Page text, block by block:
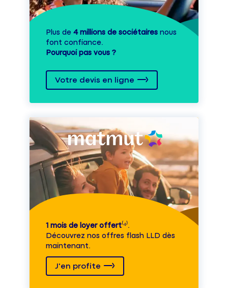
Plus de 4 millions de sociétaires nous
font confiance.
Pourquoi pas vous ?
Votre devis en ligne
1 mois de loyer offert⁽⁴⁾.
Découvrez nos offres flash LLD dès
maintenant.
J'en profite